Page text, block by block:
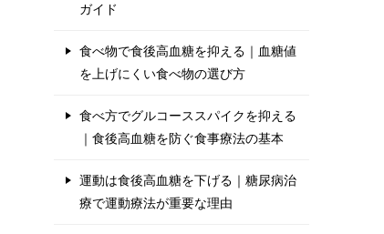
ガイド
食べ物で食後高血糖を抑える｜血糖値
を上げにくい食べ物の選び方
食べ方でグルコーススパイクを抑える
｜食後高血糖を防ぐ食事療法の基本
運動は食後高血糖を下げる｜糖尿病治
療で運動療法が重要な理由